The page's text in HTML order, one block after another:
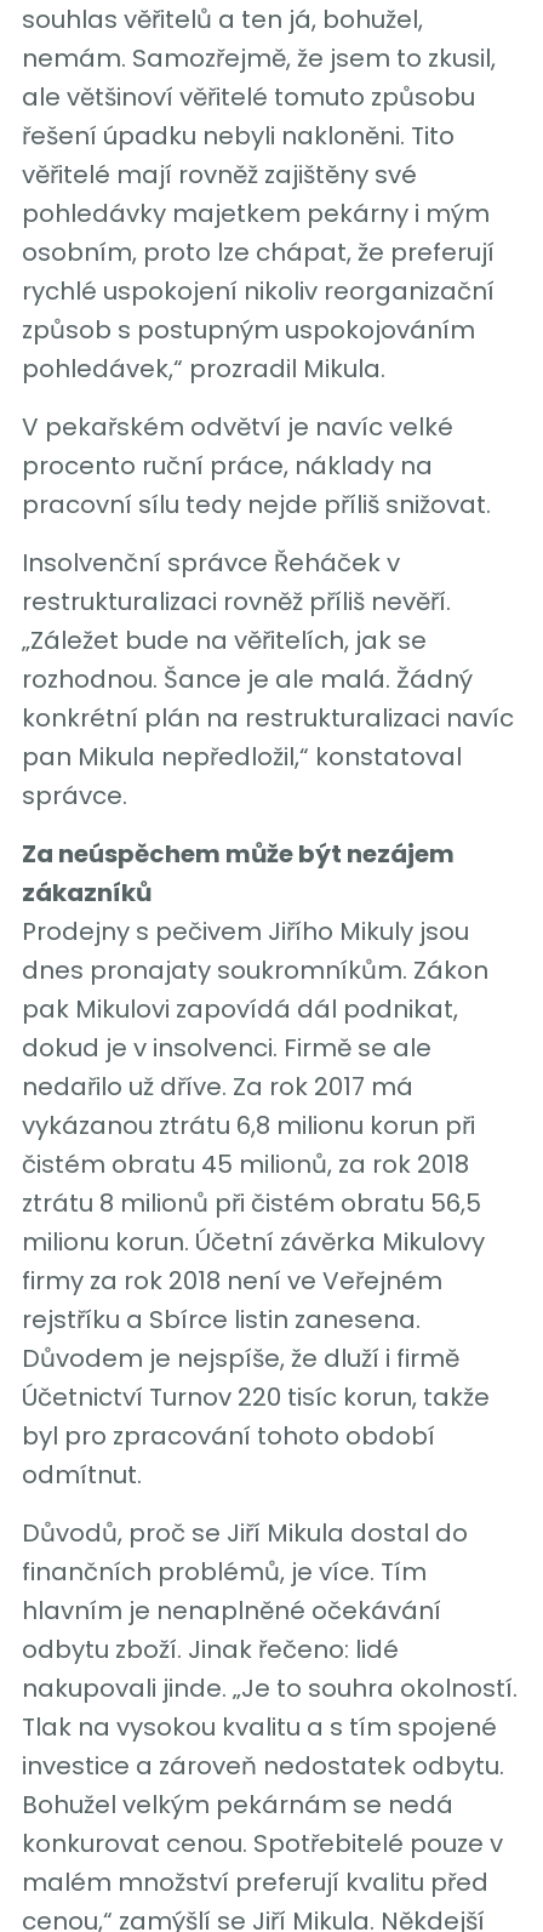
souhlas věřitelů a ten já, bohužel,
nemám. Samozřejmě, že jsem to zkusil,
ale většinoví věřitelé tomuto způsobu
řešení úpadku nebyli nakloněni. Tito
věřitelé mají rovněž zajištěny své
pohledávky majetkem pekárny i mým
osobním, proto lze chápat, že preferují
rychlé uspokojení nikoliv reorganizační
způsob s postupným uspokojováním
pohledávek,“ prozradil Mikula.
V pekařském odvětví je navíc velké
procento ruční práce, náklady na
pracovní sílu tedy nejde příliš snižovat.
Insolvenční správce Řeháček v
restrukturalizaci rovněž příliš nevěří.
„Záležet bude na věřitelích, jak se
rozhodnou. Šance je ale malá. Žádný
konkrétní plán na restrukturalizaci navíc
pan Mikula nepředložil,“ konstatoval
správce.
Za neúspěchem může být nezájem
zákazníků
Prodejny s pečivem Jiřího Mikuly jsou
dnes pronajaty soukromníkům. Zákon
pak Mikulovi zapovídá dál podnikat,
dokud je v insolvenci. Firmě se ale
nedařilo už dříve. Za rok 2017 má
vykázanou ztrátu 6,8 milionu korun při
čistém obratu 45 milionů, za rok 2018
ztrátu 8 milionů při čistém obratu 56,5
milionu korun. Účetní závěrka Mikulovy
firmy za rok 2018 není ve Veřejném
rejstříku a Sbírce listin zanesena.
Důvodem je nejspíše, že dluží i firmě
Účetnictví Turnov 220 tisíc korun, takže
byl pro zpracování tohoto období
odmítnut.
Důvodů, proč se Jiří Mikula dostal do
finančních problémů, je více. Tím
hlavním je nenaplněné očekávání
odbytu zboží. Jinak řečeno: lidé
nakupovali jinde. „Je to souhra okolností.
Tlak na vysokou kvalitu a s tím spojené
investice a zároveň nedostatek odbytu.
Bohužel velkým pekárnám se nedá
konkurovat cenou. Spotřebitelé pouze v
malém množství preferují kvalitu před
cenou,“ zamýšlí se Jiří Mikula. Někdejší